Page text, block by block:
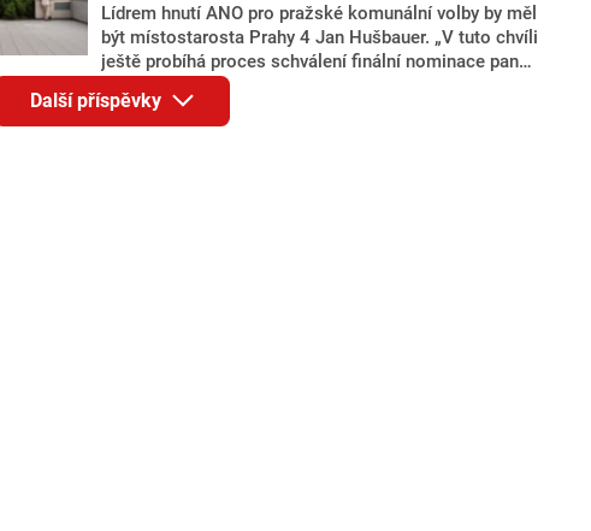
Lídrem hnutí ANO pro pražské komunální volby by měl
být místostarosta Prahy 4 Jan Hušbauer. „V tuto chvíli
ještě probíhá proces schválení finální nominace pana
Jana Hušbauera Výborem hnutí ANO,“ uvedl pro
redakci místopředseda pražského ANO Martin
Benkovič. O Hušbauerovi se spekulovalo jako o
Další příspěvky